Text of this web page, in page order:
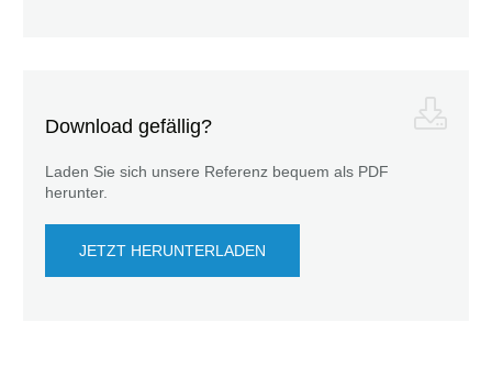
Download gefällig?
Laden Sie sich unsere Referenz bequem als PDF
herunter.
JETZT HERUNTERLADEN